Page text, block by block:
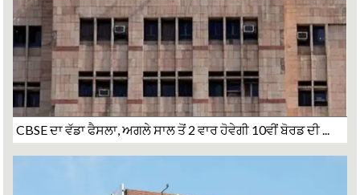
CBSE ਦਾ ਵੱਡਾ ਫੈਸਲਾ, ਅਗਲੇ ਸਾਲ ਤੋਂ 2 ਵਾਰ ਹੋਵੇਗੀ 10ਵੀਂ ਬੋਰਡ ਦੀ ...